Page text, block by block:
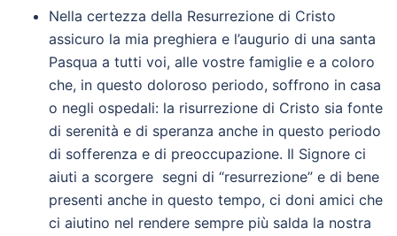
Nella certezza della Resurrezione di Cristo
assicuro la mia preghiera e l’augurio di una santa
Pasqua a tutti voi, alle vostre famiglie e a coloro
che, in questo doloroso periodo, soffrono in casa
o negli ospedali: la risurrezione di Cristo sia fonte
di serenità e di speranza anche in questo periodo
di sofferenza e di preoccupazione. Il Signore ci
aiuti a scorgere segni di “resurrezione” e di bene
presenti anche in questo tempo, ci doni amici che
ci aiutino nel rendere sempre più salda la nostra